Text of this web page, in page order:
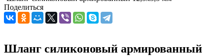
Поделиться
Шланг силиконовый армированный